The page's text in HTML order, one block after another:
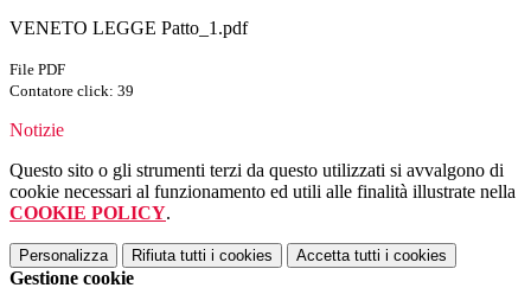
VENETO LEGGE Patto_1.pdf
File PDF
Contatore click: 39
Notizie
Questo sito o gli strumenti terzi da questo utilizzati si avvalgono di
cookie necessari al funzionamento ed utili alle finalità illustrate nella
COOKIE POLICY.
Personalizza Rifiuta tutti i cookies Accetta tutti i cookies
Gestione cookie